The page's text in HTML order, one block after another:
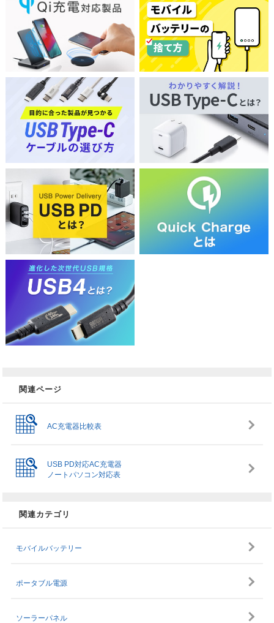
関連ページ
AC充電器比較表
USB PD対応AC充電器
ノートパソコン対応表
関連カテゴリ
モバイルバッテリー
ポータブル電源
ソーラーパネル